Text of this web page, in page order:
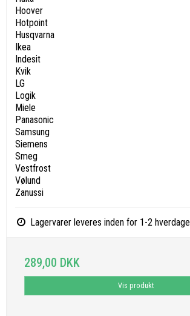
Hoover
Hotpoint
Husqvarna
Ikea
Indesit
Kvik
LG
Logik
Miele
Panasonic
Samsung
Siemens
Smeg
Vestfrost
Vølund
Zanussi
Lagervarer leveres inden for 1-2 hverdage
289,00 DKK
Vis produkt